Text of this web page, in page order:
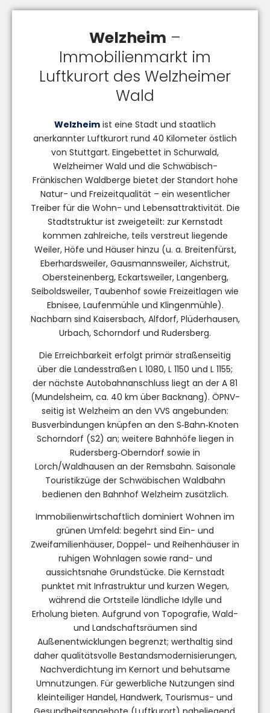
Welzheim –
Immobilienmarkt im
Luftkurort des Welzheimer
Wald
Welzheim ist eine Stadt und staatlich
anerkannter Luftkurort rund 40 Kilometer östlich
von Stuttgart. Eingebettet in Schurwald,
Welzheimer Wald und die Schwäbisch-
Fränkischen Waldberge bietet der Standort hohe
Natur- und Freizeitqualität – ein wesentlicher
Treiber für die Wohn- und Lebensattraktivität. Die
Stadtstruktur ist zweigeteilt: zur Kernstadt
kommen zahlreiche, teils verstreut liegende
Weiler, Höfe und Häuser hinzu (u. a. Breitenfürst,
Eberhardsweiler, Gausmannsweiler, Aichstrut,
Obersteinenberg, Eckartsweiler, Langenberg,
Seiboldsweiler, Taubenhof sowie Freizeitlagen wie
Ebnisee, Laufenmühle und Klingenmühle).
Nachbarn sind Kaisersbach, Alfdorf, Plüderhausen,
Urbach, Schorndorf und Rudersberg.
Die Erreichbarkeit erfolgt primär straßenseitig
über die Landesstraßen L 1080, L 1150 und L 1155;
der nächste Autobahnanschluss liegt an der A 81
(Mundelsheim, ca. 40 km über Backnang). ÖPNV-
seitig ist Welzheim an den VVS angebunden:
Busverbindungen knüpfen an den S‑Bahn‑Knoten
Schorndorf (S2) an; weitere Bahnhöfe liegen in
Rudersberg‑Oberndorf sowie in
Lorch/Waldhausen an der Remsbahn. Saisonale
Touristikzüge der Schwäbischen Waldbahn
bedienen den Bahnhof Welzheim zusätzlich.
Immobilienwirtschaftlich dominiert Wohnen im
grünen Umfeld: begehrt sind Ein- und
Zweifamilienhäuser, Doppel- und Reihenhäuser in
ruhigen Wohnlagen sowie rand- und
aussichtsnahe Grundstücke. Die Kernstadt
punktet mit Infrastruktur und kurzen Wegen,
während die Ortsteile ländliche Idylle und
Erholung bieten. Aufgrund von Topografie, Wald-
und Landschaftsräumen sind
Außenentwicklungen begrenzt; werthaltig sind
daher qualitätsvolle Bestandsmodernisierungen,
Nachverdichtung im Kernort und behutsame
Umnutzungen. Für gewerbliche Nutzungen sind
kleinteiliger Handel, Handwerk, Tourismus- und